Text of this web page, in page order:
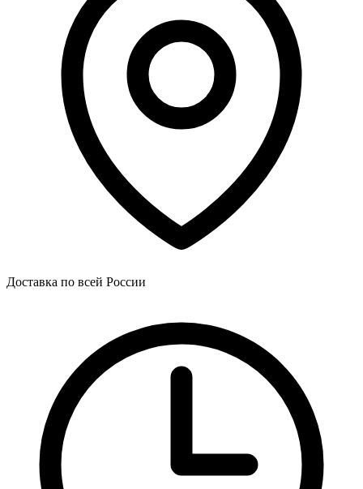
Доставка по всей России